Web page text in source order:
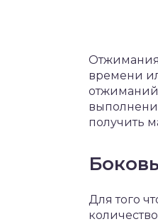
Отжимания
времени
отжиманий
получить
Для того